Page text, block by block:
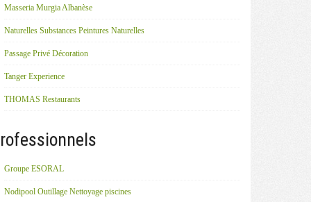
Masseria Murgia Albanèse
Naturelles Substances Peintures Naturelles
Passage Privé Décoration
Tanger Experience
THOMAS Restaurants
Groupe ESORAL
Nodipool Outillage Nettoyage piscines